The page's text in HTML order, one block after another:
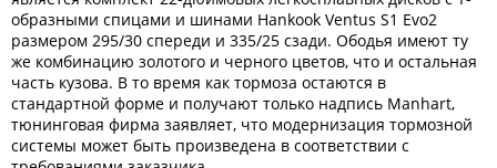
образными спицами и шинами Hankook Ventus S1 Evo2
размером 295/30 спереди и 335/25 сзади. Ободья имеют ту
же комбинацию золотого и черного цветов, что и остальная
часть кузова. В то время как тормоза остаются в
стандартной форме и получают только надпись Manhart,
тюнинговая фирма заявляет, что модернизация тормозной
системы может быть произведена в соответствии с